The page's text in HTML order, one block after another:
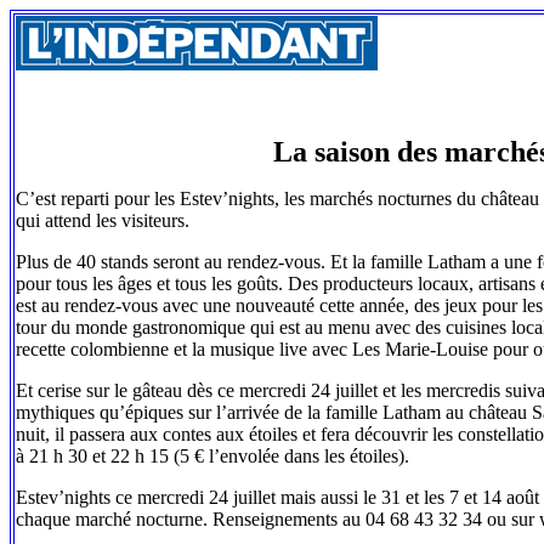
La saison des
C’est reparti pour les Estev’nights, les marchés nocturnes du
qui attend les visiteurs.
Plus de 40 stands seront au rendez-vous. Et la famille Latham a
pour tous les âges et tous les goûts. Des producteurs locaux,
est au rendez-vous avec une nouveauté cette année, des jeux pour
tour du monde gastronomique qui est au menu avec des cuisines
recette colombienne et la musique live avec Les Marie-Louise pour
Et cerise sur le gâteau dès ce mercredi 24 juillet et les mercredis
mythiques qu’épiques sur l’arrivée de la famille Latham au
nuit, il passera aux contes aux étoiles et fera découvrir les
à 21 h 30 et 22 h 15 (5 € l’envolée dans les étoiles).
Estev’nights ce mercredi 24 juillet mais aussi le 31 et les 7 et 14
chaque marché nocturne. Renseignements au 04 68 43 32 34 ou